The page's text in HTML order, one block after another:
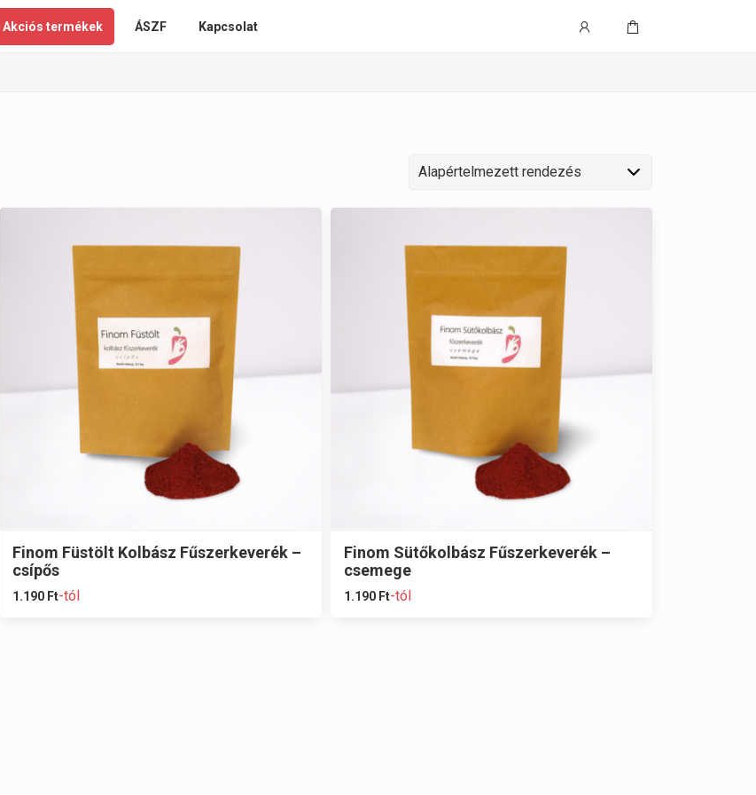
Akciós termékek ÁSZF Kapcsolat
Finom Füstölt Kolbász Fűszerkeverék –
csípős
1.190 Ft-tól
Finom Sütőkolbász Fűszerkeverék –
csemege
1.190 Ft-tól